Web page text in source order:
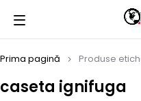
caseta ignifuga
Prima pagină Produse